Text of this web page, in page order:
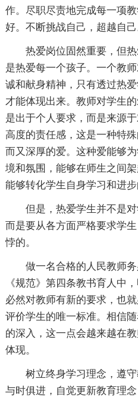
作。尽职尽责地完成每一项
好。不断挑战自己，超越自己
热爱岗位固然重要，但
是热爱每一个孩子。一个教
诚和献身精神，只有透过热
才能体现出来。教师对学生
是出于个人要求，而是来源
高度的责任感，这是一种特
而又深厚的爱。这种爱能够
境和氛围，能够在师生之间
能够转化学生自身学习和进步
但是，热爱学生并不是
而是要从各方面严格要求学
悖的。
做一名合格的人民教师
《规范》第四条教书育人中
必然对教师有新的要求，也
评价学生的唯一标准。相信
的深入，这一点会越来越在
体现。
树立终身学习理念，遵
与时俱进，自觉更新教育理